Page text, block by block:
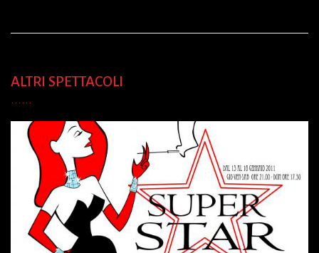
ALTRI SPETTACOLI